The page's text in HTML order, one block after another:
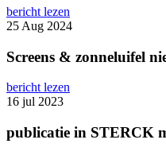
bericht lezen
25 Aug 2024
Screens & zonneluifel
bericht lezen
16 jul 2023
publicatie in STERCK